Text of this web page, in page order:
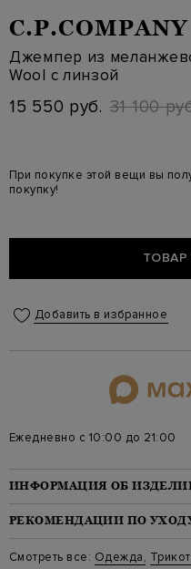
C.P.COMPANY
Джемпер из
Wool с линзой
15 550 руб. 31 100
При покупке этой вещи вы
покупку!
Добавить в избранное
Ежедневно с 10:00 до 21:00
ИНФОРМАЦИЯ ОБ
Материал: полиамид 60%,
Цвет: Синий
РЕКОМЕНДАЦИИ ПО
Стирка: Ручная стирка при
Смотреть все: Одежда,